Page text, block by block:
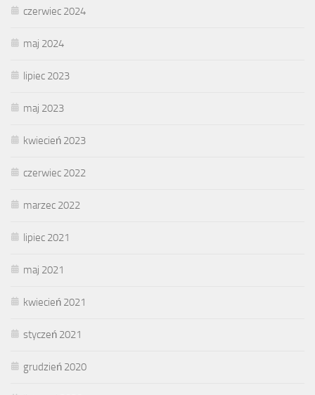
czerwiec 2024
maj 2024
lipiec 2023
maj 2023
kwiecień 2023
czerwiec 2022
marzec 2022
lipiec 2021
maj 2021
kwiecień 2021
styczeń 2021
grudzień 2020